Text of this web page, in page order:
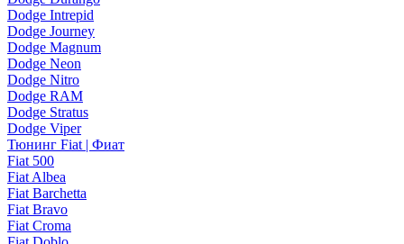
Dodge Intrepid
Dodge Journey
Dodge Magnum
Dodge Neon
Dodge Nitro
Dodge RAM
Dodge Stratus
Dodge Viper
Тюнинг Fiat | Фиат
Fiat 500
Fiat Albea
Fiat Barchetta
Fiat Bravo
Fiat Croma